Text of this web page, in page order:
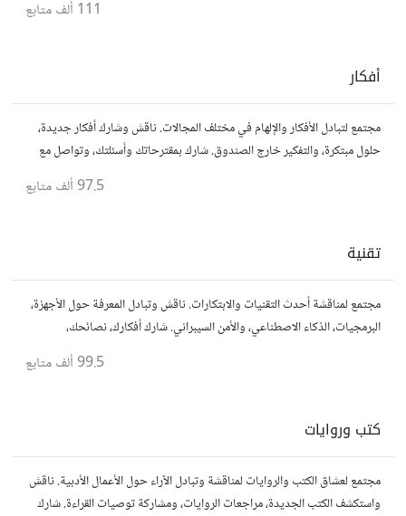
111 ألف متابع
أفكار
مجتمع لتبادل الأفكار والإلهام في مختلف المجالات. ناقش وشارك أفكار جديدة،
حلول مبتكرة، والتفكير خارج الصندوق. شارك بمقترحاتك وأسئلتك، وتواصل مع
97.5 ألف متابع
تقنية
مجتمع لمناقشة أحدث التقنيات والابتكارات. ناقش وتبادل المعرفة حول الأجهزة،
البرمجيات، الذكاء الاصطناعي، والأمن السيبراني. شارك أفكارك، نصائحك،
99.5 ألف متابع
كتب وروايات
مجتمع لعشاق الكتب والروايات لمناقشة وتبادل الآراء حول الأعمال الأدبية. ناقش
واستكشف الكتب الجديدة، مراجعات الروايات، ومشاركة توصيات القراءة. شارك